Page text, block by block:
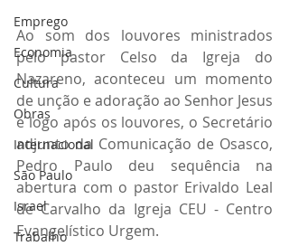
Emprego
Economia
Cultura
Obras
Internacional
São Paulo
Israel
Trabalho
Ao som dos louvores ministrados
pelo pastor Celso da Igreja do
Nazareno, aconteceu um momento
de unção e adoração ao Senhor Jesus
e logo após os louvores, o Secretário
adjunto da Comunicação de Osasco,
Pedro Paulo deu sequência na
abertura com o pastor Erivaldo Leal
de Carvalho da Igreja CEU - Centro
Evangelístico Urgem.